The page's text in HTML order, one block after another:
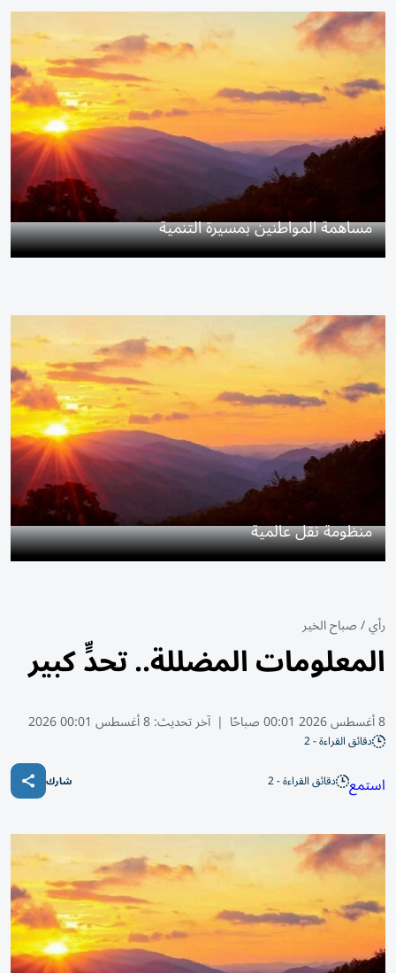
مساهمة المواطنين بمسيرة التنمية
منظومة نقل عالمية
رأي/صباح الخير
المعلومات المضللة.. تحدٍّ كبير
8 أغسطس 2026 00:01 صباحًا | آخر تحديث:8 أغسطس 00:01 2026
دقائق القراءة - 2
استمع دقائق القراءة - 2 شارك